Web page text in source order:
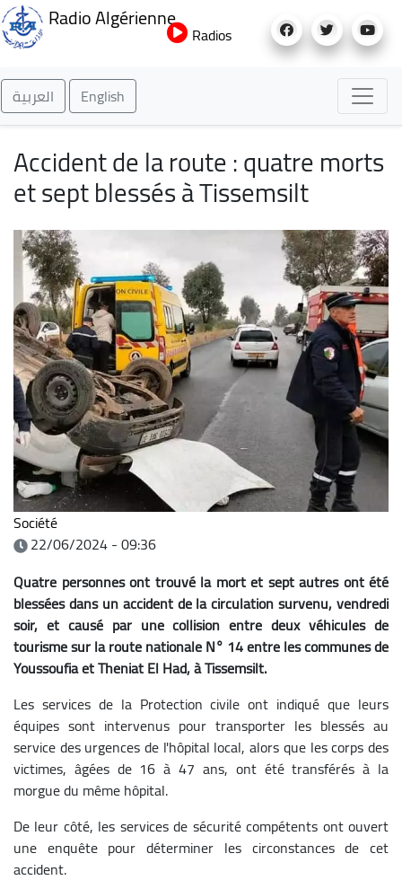
au
Radio Algérienne
Radios
العربية English
Accident de la route : quatre morts
et sept blessés à Tissemsilt
Société
22/06/2024 - 09:36
Quatre personnes ont trouvé la mort et sept autres ont été
blessées dans un accident de la circulation survenu, vendredi
soir, et causé par une collision entre deux véhicules de
tourisme sur la route nationale N° 14 entre les communes de
Youssoufia et Theniat El Had, à Tissemsilt.
Les services de la Protection civile ont indiqué que leurs
équipes sont intervenus pour transporter les blessés au
service des urgences de l'hôpital local, alors que les corps des
victimes, âgées de 16 à 47 ans, ont été transférés à la
morgue du même hôpital.
De leur côté, les services de sécurité compétents ont ouvert
une enquête pour déterminer les circonstances de cet
accident.